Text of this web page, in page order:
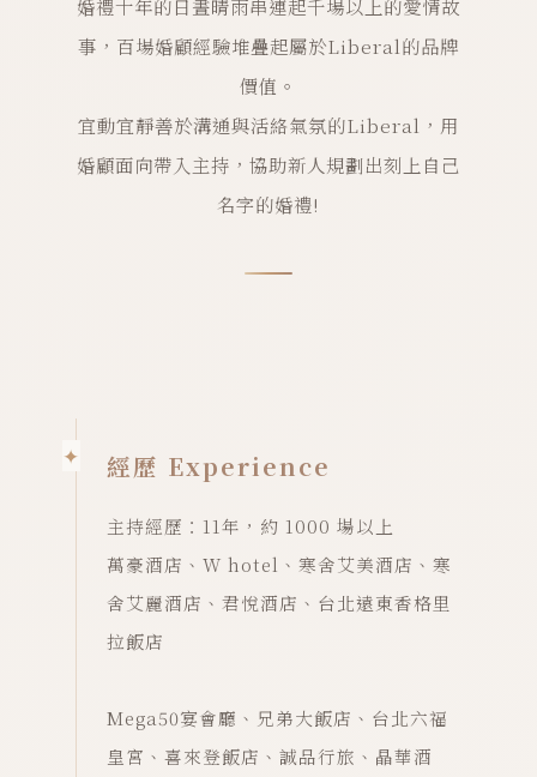
婚禮十年的日晝晴雨串連起千場以上的愛情故
事，百場婚顧經驗堆疊起屬於Liberal的品牌
價值。
宜動宜靜善於溝通與活絡氣氛的Liberal，用
婚顧面向帶入主持，協助新人規劃出刻上自己
名字的婚禮!
經歷 Experience
主持經歷：11年，約 1000 場以上
萬豪酒店、W hotel、寒舍艾美酒店、寒
舍艾麗酒店、君悅酒店、台北遠東香格里
拉飯店
Mega50宴會廳、兄弟大飯店、台北六福
皇宮、喜來登飯店、誠品行旅、晶華酒